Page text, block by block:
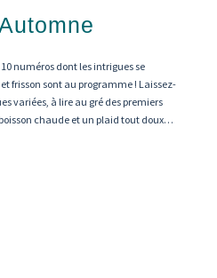
numéros dont les intrigues se
frisson sont au programme ! Laissez-
variées, à lire au gré des premiers
chaude et un plaid tout doux…